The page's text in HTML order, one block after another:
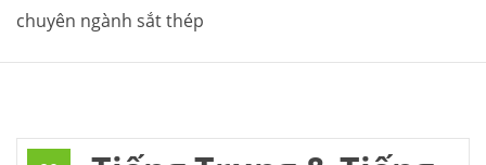
chuyên ngành sắt thép